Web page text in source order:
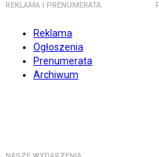
REKLAMA I PRENUMERATA
Reklama
Ogłoszenia
Prenumerata
Archiwum